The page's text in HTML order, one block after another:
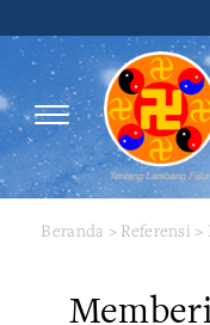
Beranda > Referensi >